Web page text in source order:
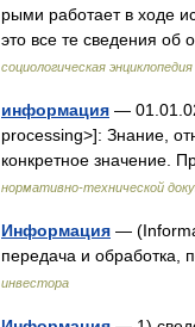
рыми работает в ходе
это все те сведения
социологическая энциклопедия
информация —
processing>]: Знание,
конкретное значение.
нормативно-технической
Информация —
передача и
инвестора